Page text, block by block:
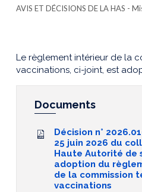
AVIS ET DÉCISIONS DE LA HAS -
Le règlement intérieur de la
vaccinations, ci-joint, est
Documents
Décision n°
25 juin 2026 du
Haute Autorité de
adoption du
de la commission
vaccinations